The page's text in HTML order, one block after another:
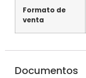
Formato de
venta
Documentos